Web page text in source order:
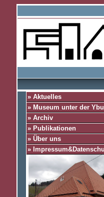
» Aktuelles
» Museum unter der
» Archiv
» Publikationen
» Über uns
»